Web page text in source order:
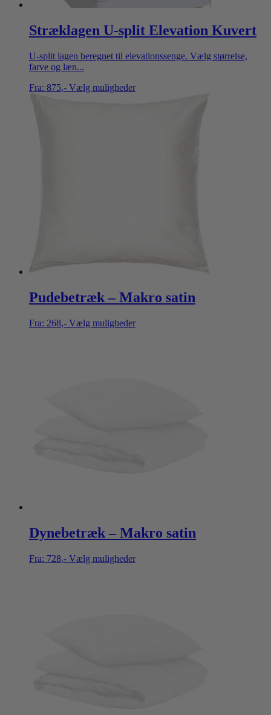
Stræklagen U-split Elevation Kuvert
U-split lagen beregnet til elevationssenge. Vælg størrelse,
farve og læn...
Fra: 875,- Vælg muligheder
Pudebetræk – Makro satin
Fra: 268,- Vælg muligheder
Dynebetræk – Makro satin
Fra: 728,- Vælg muligheder